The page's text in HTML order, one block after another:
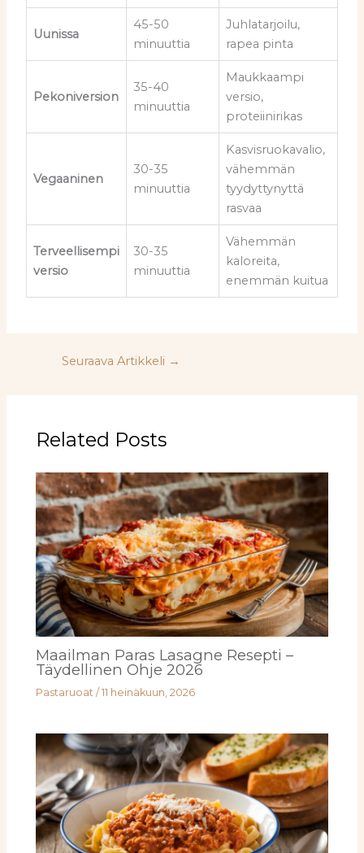
Uunissa
45-50
minuuttia
Juhlatarjoilu,
rapea pinta
Pekoniversion
35-40
minuuttia
Maukkaampi
versio,
proteiinirikas
Vegaaninen
30-35
minuuttia
Kasvisruokavalio,
vähemmän
tyydyttynyttä
rasvaa
Terveellisempi
versio
30-35
minuuttia
Vähemmän
kaloreita,
enemmän kuitua
Seuraava Artikkeli →
Related Posts
Maailman Paras Lasagne Resepti –
Täydellinen Ohje 2026
Pastaruoat /11 heinäkuun, 2026